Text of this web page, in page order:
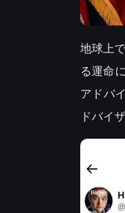
地球上
る運命
アドバ
ドバイ